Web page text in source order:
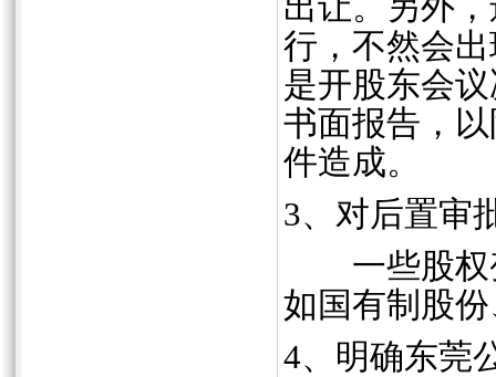
出让。另外
行，不然会
是开股东会
书面报告，
件造成。
3、对后置审
一些股权变
如国有制股
4、明确东莞